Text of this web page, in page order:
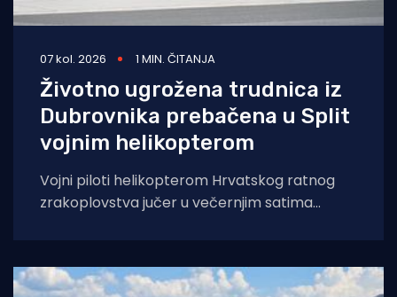
07 kol. 2026 1 MIN. ČITANJA
Životno ugrožena trudnica iz
Dubrovnika prebačena u Split
vojnim helikopterom
Vojni piloti helikopterom Hrvatskog ratnog
zrakoplovstva jučer u večernjim satima